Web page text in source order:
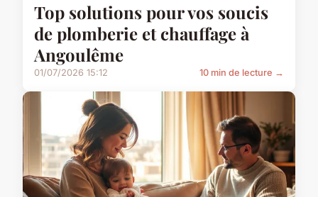
Top solutions pour vos soucis
de plomberie et chauffage à
Angoulême
01/07/2026 15:12 10 min de lecture →